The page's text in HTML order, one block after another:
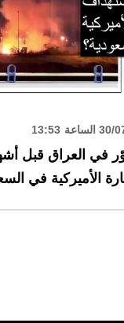
في العراق قبل
الأميركية في